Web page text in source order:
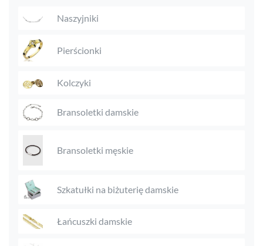
Naszyjniki
Pierścionki
Kolczyki
Bransoletki damskie
Bransoletki męskie
Szkatułki na biżuterię damskie
Łańcuszki damskie